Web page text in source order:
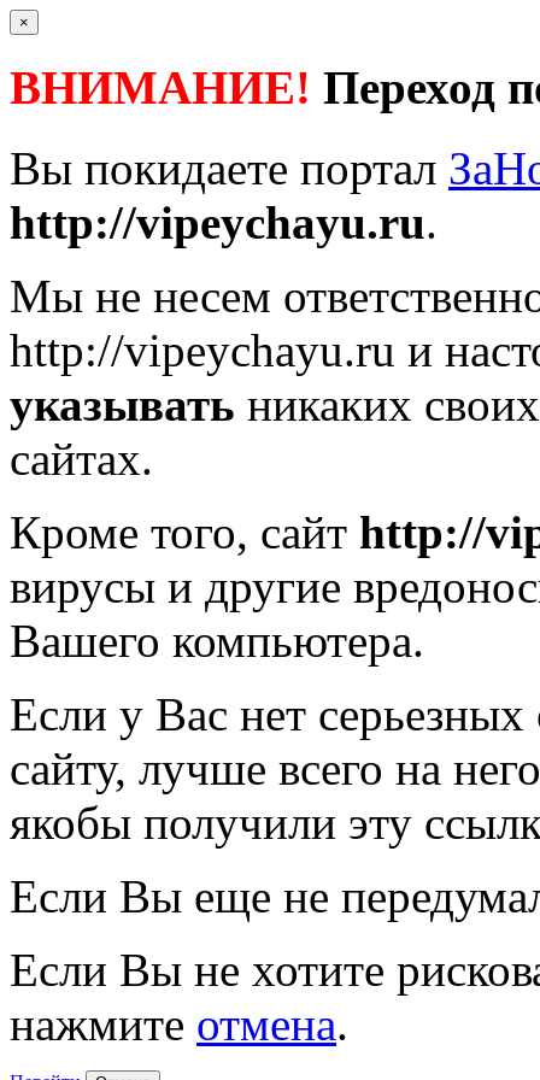
×
ВНИМАНИЕ! Переход
Вы покидаете портал
http://vipeychayu.ru.
Мы не несем
http://vipeychayu.ru и
указывать никаких
сайтах.
Кроме того, сайт http://
вирусы и другие
Вашего компьютера.
Если у Вас нет
сайту, лучше всего на
якобы получили эту
Если Вы еще не
Если Вы не хотите
нажмите отмена.